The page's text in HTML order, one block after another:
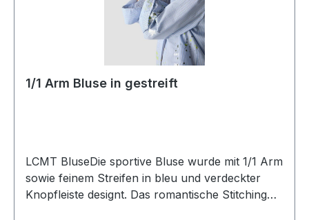
1/1 Arm Bluse in gestreift
LCMT BluseDie sportive Bluse wurde mit 1/1 Arm
sowie feinem Streifen in bleu und verdeckter
Knopfleiste designt. Das romantische Stitching